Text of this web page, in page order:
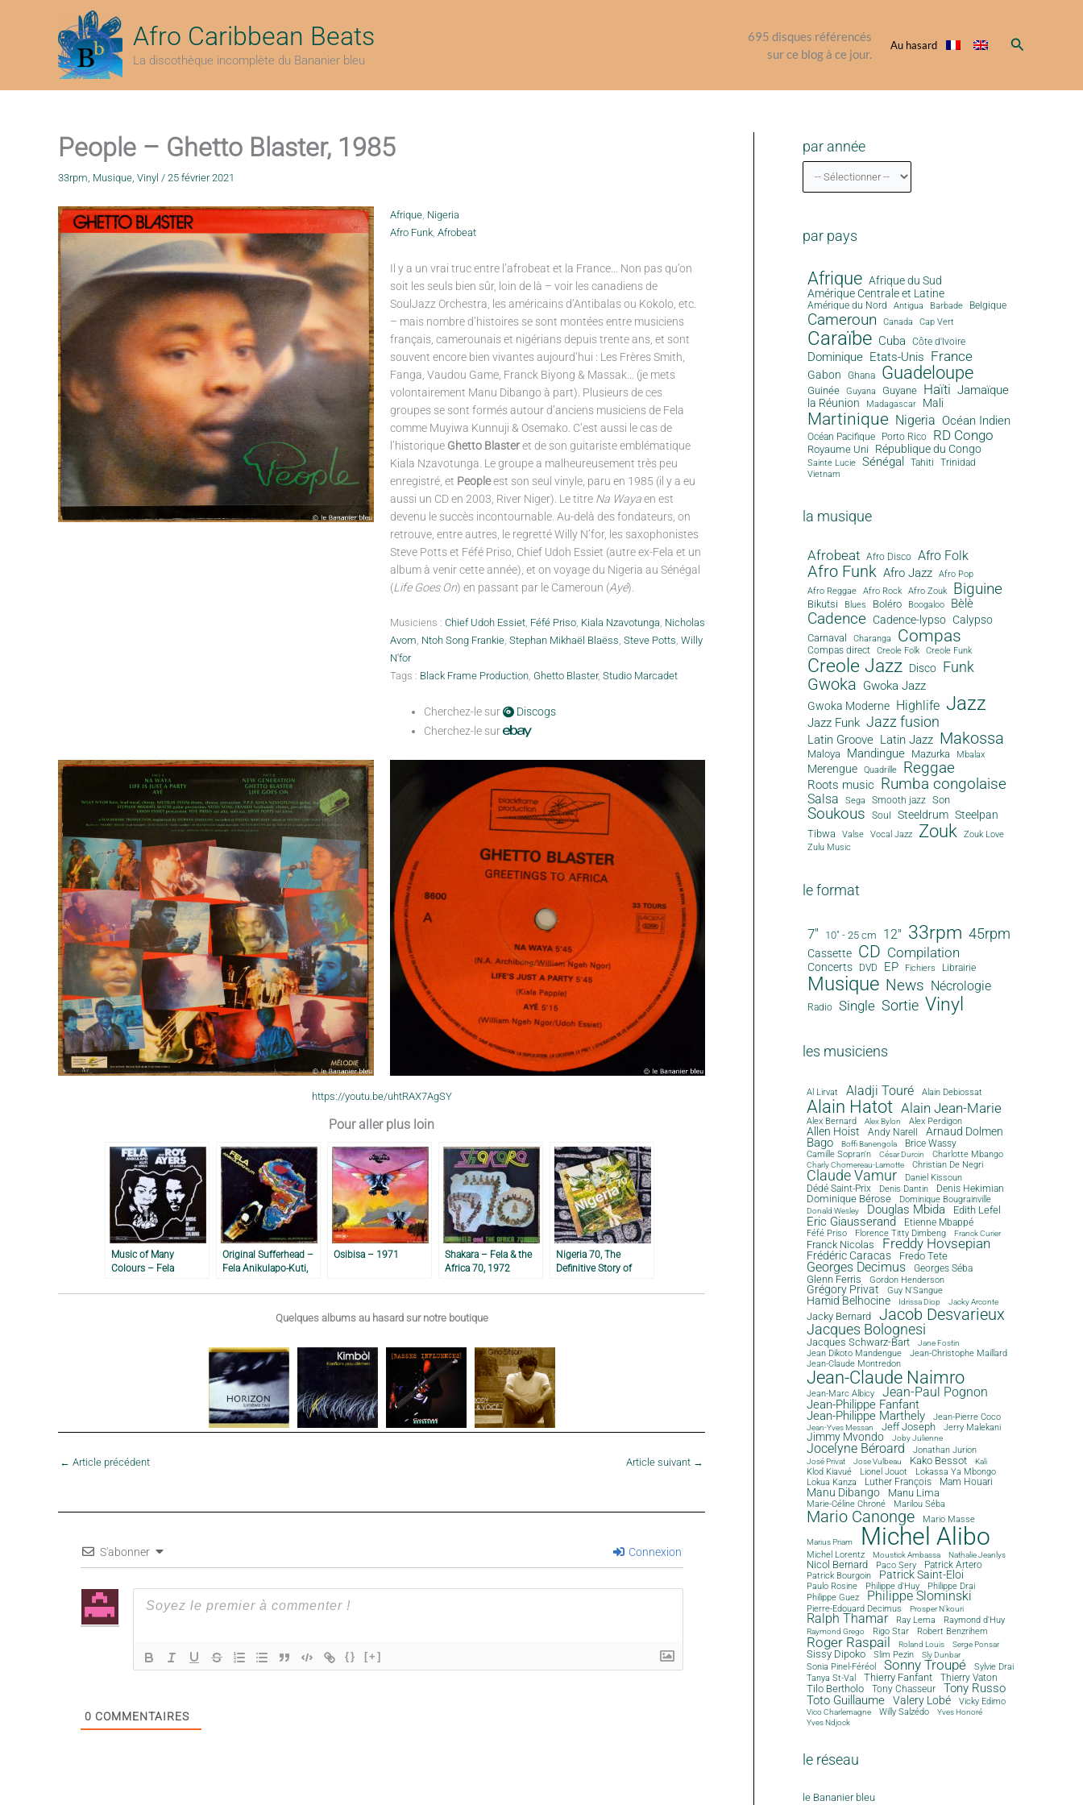
Afro Caribbean Beats
La discothèque incomplète du Bananier bleu
695 disques référencés
sur ce blog à ce jour.
Au hasard Rechercher
People – Ghetto Blaster, 1985
33rpm, Musique, Vinyl / 25 février 2021
Afrique, Nigeria
Afro Funk, Afrobeat
Il y a un vrai truc entre l’afrobeat et la France… Non pas qu’on
soit les seuls bien sûr, loin de là – voir les canadiens de
SoulJazz Orchestra, les américains d’Antibalas ou Kokolo, etc.
– mais nombre d’histoires se sont montées entre musiciens
français, camerounais et nigérians depuis trente ans, et sont
souvent encore bien vivantes aujourd’hui : Les Frères Smith,
Fanga, Vaudou Game, Franck Biyong & Massak… (je mets
volontairement Manu Dibango à part). Plusieurs de ces
groupes se sont formés autour d’anciens musiciens de Fela
comme Muyiwa Kunnuji & Osemako. C’est aussi le cas de
l’historique Ghetto Blasteret de son guitariste emblématique
Kiala Nzavotunga. Le groupe a malheureusement très peu
enregistré, et Peopleest son seul vinyle, paru en 1985 (il y a eu
aussi un CD en 2003, River Niger). Le titre Na Wayaen est
devenu le succès incontournable. Au-delà des fondateurs, on
retrouve, entre autres, le regretté Willy N’for, les saxophonistes
Steve Potts et Féfé Priso, Chief Udoh Essiet (autre ex-Fela et un
album à venir cette année), et on voyage du Nigeria au Sénégal
(Life Goes On) en passant par le Cameroun (Ayé).
Musiciens : Chief Udoh Essiet, Féfé Priso, Kiala Nzavotunga, Nicholas
Avom, Ntoh Song Frankie, Stephan Mikhaël Blaëss, Steve Potts, Willy
N'for
Tags : Black Frame Production, Ghetto Blaster, Studio Marcadet
Cherchez-le sur
Discogs
Cherchez-le sur
https://youtu.be/uhtRAX7AgSY
Pour aller plus loin
Music of Many
Colours – Fela
Ayers, 1980
Original Sufferhead –
Fela Anikulapo-Kuti,
Osibisa – 1971
Shakara – Fela & the
Africa 70, 1972
Nigeria 70, The
Definitive Story of
2001
Quelques albums au hasard sur notre boutique
← Article précédent Article suivant →
S'abonner Connexion
{} [+]
0 COMMENTAIRES
par année
par pays
Afrique Afrique du Sud
Amérique Centrale et Latine
Amérique du Nord Antigua Barbade Belgique
Cameroun Canada Cap Vert
Caraïbe Cuba Côte d'Ivoire
Dominique Etats-Unis France
Gabon Ghana Guadeloupe
Guinée Guyana Guyane Haïti Jamaïque
la Réunion Madagascar Mali
Martinique Nigeria Océan Indien
Océan Pacifique Porto Rico RD Congo
Royaume Uni République du Congo
Sainte Lucie Sénégal Tahiti Trinidad
Vietnam
la musique
Afrobeat Afro Disco Afro Folk
Afro Funk Afro Jazz
Afro Pop
Afro Reggae
Afro Rock Afro Zouk Biguine
Bikutsi Blues Boléro Boogaloo Bèlè
Cadence Cadence-lypso Calypso
Carnaval Charanga Compas
Compas direct Creole Folk Creole Funk
Creole Jazz Disco Funk
Gwoka Gwoka Jazz
Gwoka Moderne Highlife Jazz
Jazz Funk Jazz fusion
Latin Groove Latin Jazz Makossa
Maloya Mandingue Mazurka Mbalax
Merengue Quadrille Reggae
Roots music Rumba congolaise
Salsa Sega Smooth jazz Son
Soukous Soul Steeldrum Steelpan
Tibwa Valse Vocal Jazz Zouk
Zouk Love
Zulu Music
le format
7" 10" - 25 cm 12" 33rpm 45rpm
Cassette CD Compilation
Concerts DVD EP Fichiers Librairie
Musique News Nécrologie
Radio Single Sortie Vinyl
les musiciens
Al Lirvat Aladji Touré Alain Debiossat
Alain Hatot Alain Jean-Marie
Alex Bernard Alex Bylon Alex Perdigon
Allen Hoist Andy Narell Arnaud Dolmen
Bago Boffi Banengola
Brice Wassy
Camille Sopran'n
César Durcin Charlotte Mbango
Charly Chomereau-Lamotte Christian De Negri
Claude Vamur Daniel Kissoun
Dédé Saint-Prix Denis Dantin Denis Hekimian
Dominique Bérose Dominique Bougrainville
Donald Wesley Douglas Mbida Edith Lefel
Eric Giausserand Etienne Mbappé
Féfé Priso Florence Titty Dimbeng Franck Curier
Franck Nicolas Freddy Hovsepian
Frédéric Caracas Fredo Tete
Georges Decimus Georges Séba
Glenn Ferris Gordon Henderson
Grégory Privat Guy N'Sangue
Hamid Belhocine Idrissa Diop Jacky Arconte
Jacky Bernard Jacob Desvarieux
Jacques Bolognesi
Jacques Schwarz-Bart Jane Fostin
Jean Dikoto Mandengue
Jean-Christophe Maillard
Jean-Claude Montredon
Jean-Claude Naimro
Jean-Marc Albicy Jean-Paul Pognon
Jean-Philippe Fanfant
Jean-Philippe Marthely Jean-Pierre Coco
Jean-Yves Messan Jeff Joseph Jerry Malekani
Jimmy Mvondo Joby Julienne
Jocelyne Béroard Jonathan Jurion
José Privat Jose Vulbeau Kako Bessot Kali
Klod Kiavué Lionel Jouot
Lokassa Ya Mbongo
Lokua Kanza
Luther François Mam Houari
Manu Dibango Manu Lima
Marie-Céline Chroné Marilou Séba
Mario Canonge Mario Masse
Marius Priam Michel Alibo
Michel Lorentz Moustick Ambassa Nathalie Jeanlys
Nicol Bernard Paco Sery
Patrick Artero
Patrick Bourgoin
Patrick Saint-Eloi
Paulo Rosine Philippe d'Huy
Philippe Drai
Philippe Guez
Philippe Slominski
Pierre-Edouard Decimus Prosper N'kouri
Ralph Thamar Ray Lema Raymond d'Huy
Raymond Grego Rigo Star Robert Benzrihem
Roger Raspail Roland Louis Serge Ponsar
Sissy Dipoko Slim Pezin Sly Dunbar
Sonia Pinel-Féréol Sonny Troupé Sylvie Drai
Tanya St-Val Thierry Fanfant Thierry Vaton
Tilo Bertholo Tony Chasseur
Tony Russo
Toto Guillaume
Valery Lobé Vicky Edimo
Vico Charlemagne Willy Salzédo
Yves Honoré
Yves Ndjock
le réseau
le Bananier bleu